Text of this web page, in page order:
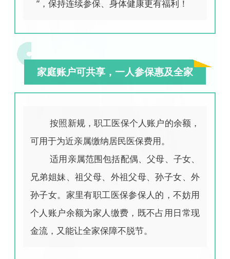
”，保持连续参保、身体健康更有福利！
家庭账户可共享，一人参保惠及全家
按照新规，职工医保个人账户的余额，
可用于为近亲属缴纳居民医保费用。
适用亲属范围包括配偶、父母、子女、
兄弟姐妹、祖父母、外祖父母、孙子女、外
孙子女。家里有职工医保参保人的，不妨用
个人账户余额为家人缴费，既不占用日常现
金流，又能让全家保障不脱节。